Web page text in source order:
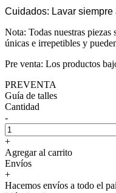
Cuidados: Lavar
Nota: Todas nuestras
únicas e irrepetibles y
Pre venta: Los productos
PREVENTA
Guía de talles
Cantidad
-
+
Agregar al carrito
Envíos
+
Hacemos envíos a todo el